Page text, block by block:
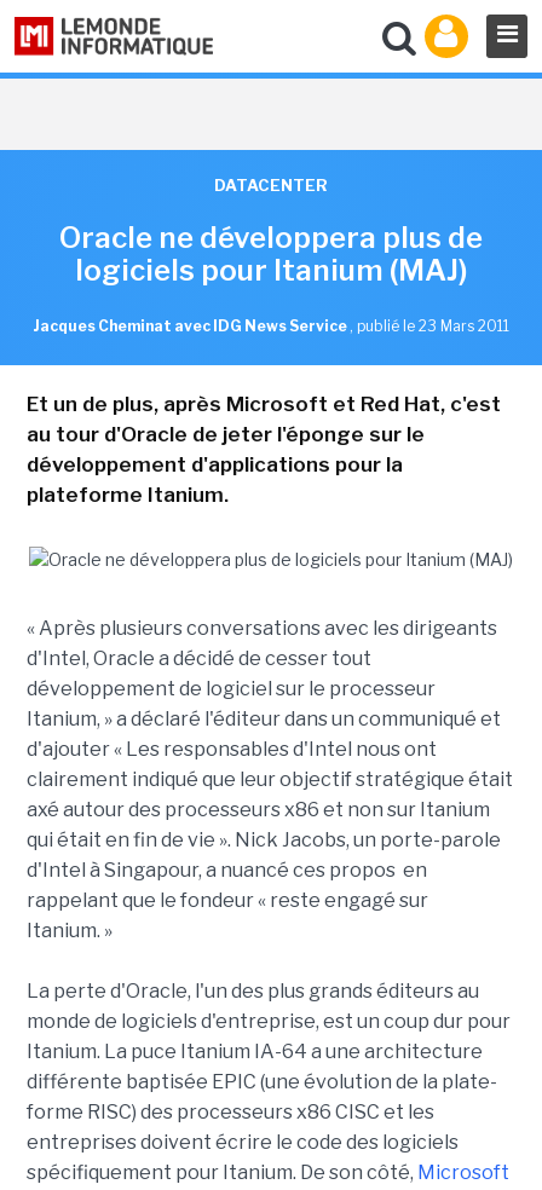
DATACENTER
Oracle ne développera plus de
logiciels pour Itanium (MAJ)
Jacques Cheminat avec IDG News Service , publié le 23 Mars 2011
Et un de plus, après Microsoft et Red Hat, c'est
au tour d'Oracle de jeter l'éponge sur le
développement d'applications pour la
plateforme Itanium.
« Après plusieurs conversations avec les dirigeants
d'Intel, Oracle a décidé de cesser tout
développement de logiciel sur le processeur
Itanium, » a déclaré l'éditeur dans un communiqué et
d'ajouter « Les responsables d'Intel nous ont
clairement indiqué que leur objectif stratégique était
axé autour des processeurs x86 et non sur Itanium
qui était en fin de vie ». Nick Jacobs, un porte-parole
d'Intel à Singapour, a nuancé ces propos en
rappelant que le fondeur « reste engagé sur
Itanium. »
La perte d'Oracle, l'un des plus grands éditeurs au
monde de logiciels d'entreprise, est un coup dur pour
Itanium. La puce Itanium IA-64 a une architecture
différente baptisée EPIC (une évolution de la plate-
forme RISC) des processeurs x86 CISC et les
entreprises doivent écrire le code des logiciels
spécifiquement pour Itanium. De son côté, Microsoft